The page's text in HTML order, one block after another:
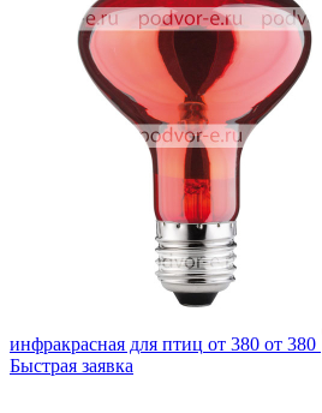
инфракрасная для птиц от 380 от 380
Быстрая заявка